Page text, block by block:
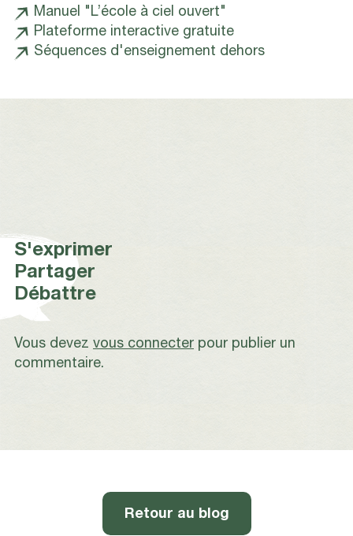
Manuel "L’école à ciel ouvert"
Plateforme interactive gratuite
Séquences d'enseignement dehors
S'exprimer
Partager
Débattre
Vous devez vous connecter pour publier un
commentaire.
Retour au blog